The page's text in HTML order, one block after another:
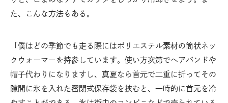
た、こんな方法もある。
「僕はどの季節でも走る際にはポリエステル素材の筒状ネッ
クウォーマーを持参しています。使い方次第でヘアバンドや
帽子代わりになりますし、真夏なら首元で二重に折ってその
隙間に氷を入れた密閉式保存袋を挟むと、一時的に首元を冷